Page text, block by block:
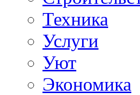
Техника
Услуги
Уют
Экономика